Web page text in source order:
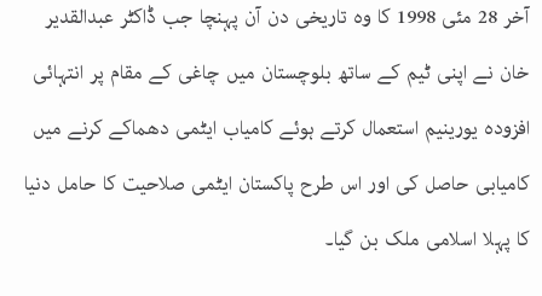
آخر 28 مئی 1998 کا وہ تاریخی دن آن پہنچا جب ڈاکٹر عبدالقدیر
خان نے اپنی ٹیم کے ساتھ بلوچستان میں چاغی کے مقام پر انتہائی
افزودہ یورینیم استعمال کرتے ہوئے کامیاب ایٹمی دھماکے کرنے میں
کامیابی حاصل کی اور اس طرح پاکستان ایٹمی صلاحیت کا حامل دنیا
کا پہلا اسلامی ملک بن گیا۔